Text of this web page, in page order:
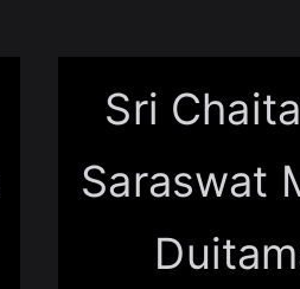
Sri
Saraswat